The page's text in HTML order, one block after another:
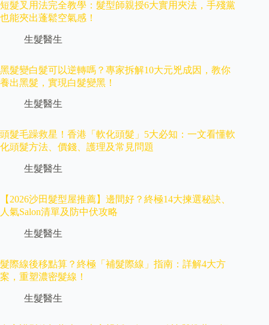
短髮叉用法完全教學：髮型師親授6大實用夾法，手殘黨
也能夾出蓬鬆空氣感！
生髮醫生
黑髮變白髮可以逆轉嗎？專家拆解10大元兇成因，教你
養出黑髮，實現白髮變黑！
生髮醫生
頭髮毛躁救星！香港「軟化頭髮」5大必知：一文看懂軟
化頭髮方法、價錢、護理及常見問題
生髮醫生
【2026沙田髮型屋推薦】邊間好？終極14大揀選秘訣、
人氣Salon清單及防中伏攻略
生髮醫生
髮際線後移點算？終極「補髮際線」指南：詳解4大方
案，重塑濃密髮線！
生髮醫生